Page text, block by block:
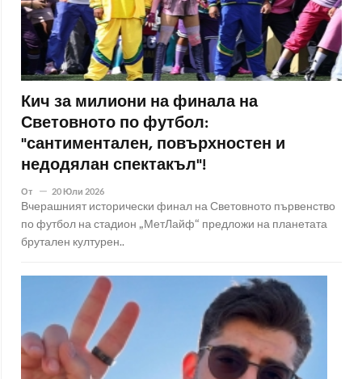
Кич за милиони на финала на
Световното по футбол:
"сантиментален, повърхностен и
недодялан спектакъл"!
От 20 Юли 2026
Вчерашният исторически финал на Световното първенство
по футбол на стадион „МетЛайф“ предложи на планетата
брутален културен..